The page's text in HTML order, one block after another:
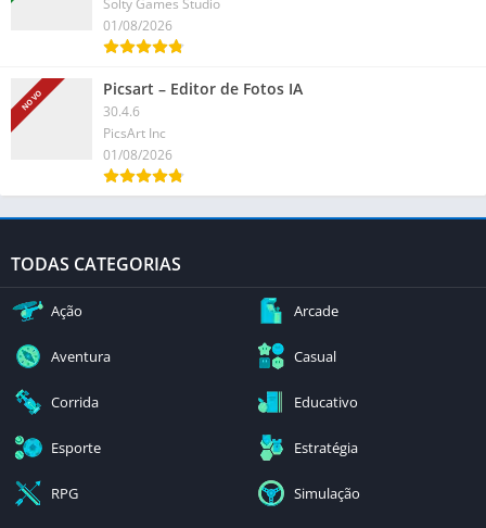
01/08/2026
NOVO Picsart – Editor de Fotos IA
30.4.6
PicsArt Inc
01/08/2026
TODAS CATEGORIAS
Ação Arcade
Aventura Casual
Corrida Educativo
Esporte Estratégia
RPG Simulação